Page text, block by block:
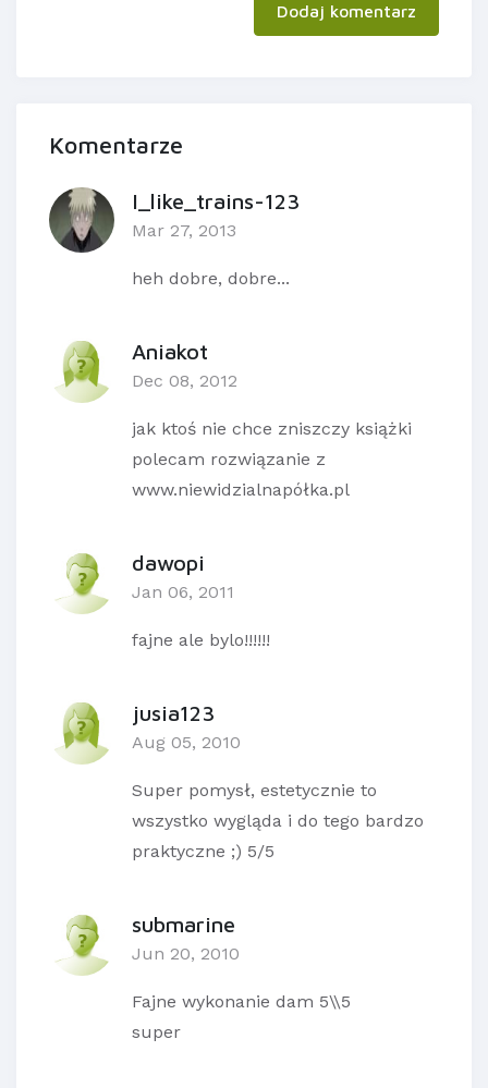
Dodaj komentarz
Komentarze
I_like_trains-123
Mar 27, 2013
heh dobre, dobre...
Aniakot
Dec 08, 2012
jak ktoś nie chce zniszczy książki
polecam rozwiązanie z
www.niewidzialnapółka.pl
dawopi
Jan 06, 2011
fajne ale bylo!!!!!!
jusia123
Aug 05, 2010
Super pomysł, estetycznie to
wszystko wygląda i do tego bardzo
praktyczne ;) 5/5
submarine
Jun 20, 2010
Fajne wykonanie dam 5\\5
super